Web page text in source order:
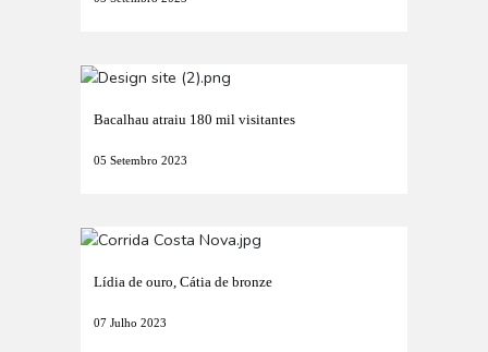
Bacalhau atraiu 180 mil visitantes
05 Setembro 2023
Lídia de ouro, Cátia de bronze
07 Julho 2023